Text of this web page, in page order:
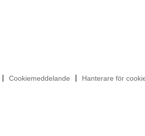
Cookiemeddelande Hanterare för